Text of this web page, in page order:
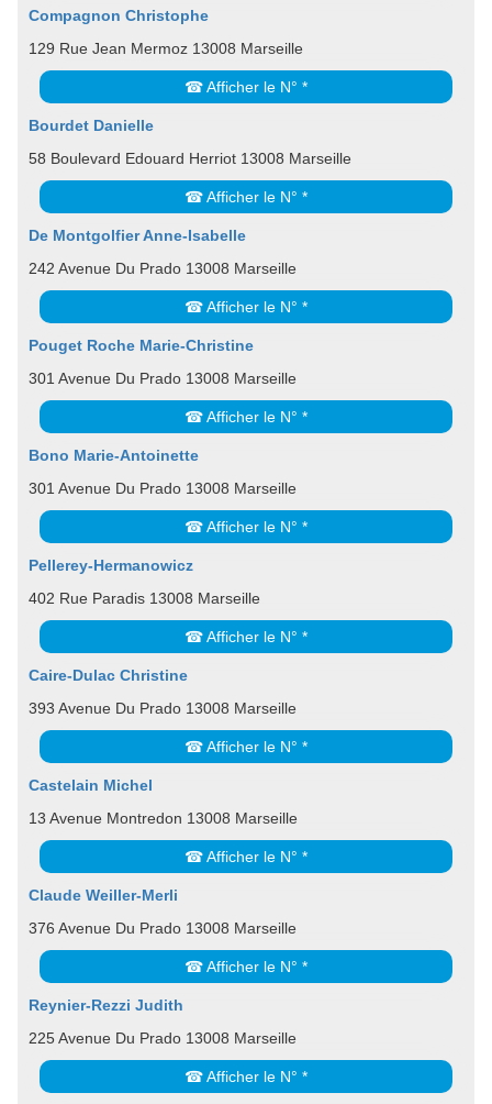
Compagnon Christophe
129 Rue Jean Mermoz 13008 Marseille
☎ Afficher le N° *
Bourdet Danielle
58 Boulevard Edouard Herriot 13008 Marseille
☎ Afficher le N° *
De Montgolfier Anne-Isabelle
242 Avenue Du Prado 13008 Marseille
☎ Afficher le N° *
Pouget Roche Marie-Christine
301 Avenue Du Prado 13008 Marseille
☎ Afficher le N° *
Bono Marie-Antoinette
301 Avenue Du Prado 13008 Marseille
☎ Afficher le N° *
Pellerey-Hermanowicz
402 Rue Paradis 13008 Marseille
☎ Afficher le N° *
Caire-Dulac Christine
393 Avenue Du Prado 13008 Marseille
☎ Afficher le N° *
Castelain Michel
13 Avenue Montredon 13008 Marseille
☎ Afficher le N° *
Claude Weiller-Merli
376 Avenue Du Prado 13008 Marseille
☎ Afficher le N° *
Reynier-Rezzi Judith
225 Avenue Du Prado 13008 Marseille
☎ Afficher le N° *